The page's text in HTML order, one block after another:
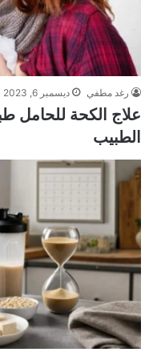
رغد مطفي ديسمبر 6, 2023
الطبيب